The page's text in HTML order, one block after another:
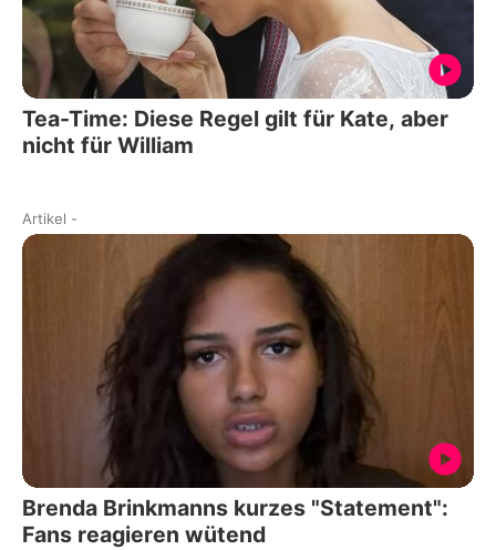
Tea-Time: Diese Regel gilt für Kate, aber
nicht für William
Artikel -
Brenda Brinkmanns kurzes "Statement":
Fans reagieren wütend